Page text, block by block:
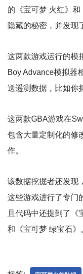
的《宝可梦 火红》
隐藏的秘密，并发现
这两款游戏运行的模
Boy Advance模拟器
送遥测数据，比如你
这两款GBA游戏在
包含大量定制化的修
作。
该数据挖掘者还发现
这些游戏进行了专门
且代码中还提到了《
和《宝可梦 绿宝石》